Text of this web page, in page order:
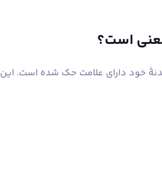
است؟
خود دارای علامت حک شده‌ است. این